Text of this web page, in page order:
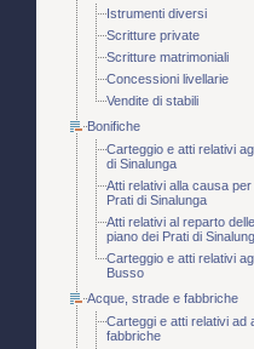
Istrumenti diversi
Scritture private
Scritture matrimoniali
Concessioni livellarie
Vendite di stabili
Bonifiche
Carteggio e atti relativi
di Sinalunga
Atti relativi alla causa
Prati di Sinalunga
Atti relativi al reparto
piano dei Prati di
Carteggio e atti relativi
Busso
Acque, strade e fabbriche
Carteggi e atti relativi ad
fabbriche